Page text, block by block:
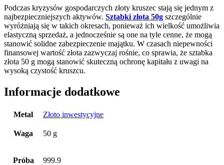
Podczas kryzysów gospodarczych złoty kruszec stają się jednym z
najbezpieczniejszych aktywów. Sztabki złota 50g szczególnie
wyróżniają się w takich okresach, ponieważ ich wielkość umożliwia
elastyczną sprzedaż, a jednocześnie są one na tyle cenne, że mogą
stanowić solidne zabezpieczenie majątku. W czasach niepewności
finansowej wartość złota zazwyczaj rośnie, co sprawia, że sztabka
złota 50 g mogą stanowić skuteczną ochronę kapitału z uwagi na
wysoką czystość kruszcu.
Informacje dodatkowe
Metal Złoto inwestycyjne
Waga 50 g
Próba 999.9